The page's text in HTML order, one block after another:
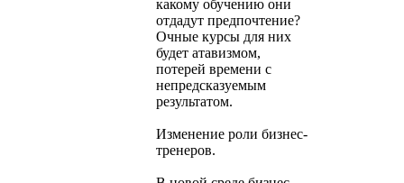
какому обучению они
отдадут предпочтение?
Очные курсы для них
будет атавизмом,
потерей времени с
непредсказуемым
результатом.
Изменение роли бизнес-
тренеров.